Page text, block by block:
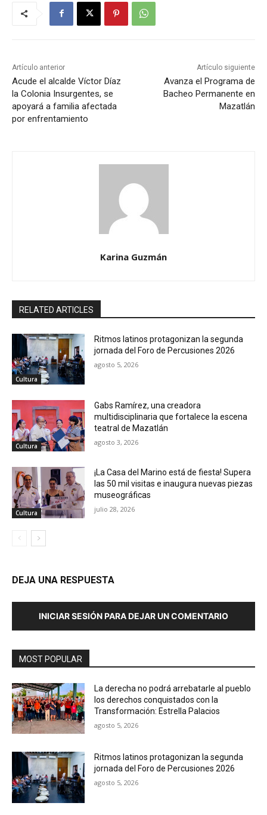
Artículo anterior
Acude el alcalde Víctor Díaz
la Colonia Insurgentes, se
apoyará a familia afectada
por enfrentamiento
Artículo siguiente
Avanza el Programa de
Bacheo Permanente en
Mazatlán
Karina Guzmán
RELATED ARTICLES
Cultura
Ritmos latinos protagonizan la segunda
jornada del Foro de Percusiones 2026
agosto 5, 2026
Cultura
Gabs Ramírez, una creadora
multidisciplinaria que fortalece la escena
teatral de Mazatlán
agosto 3, 2026
Cultura
¡La Casa del Marino está de fiesta! Supera
las 50 mil visitas e inaugura nuevas piezas
museográficas
julio 28, 2026
DEJA UNA RESPUESTA
INICIAR SESIÓN PARA DEJAR UN COMENTARIO
MOST POPULAR
La derecha no podrá arrebatarle al pueblo
los derechos conquistados con la
Transformación: Estrella Palacios
agosto 5, 2026
Ritmos latinos protagonizan la segunda
jornada del Foro de Percusiones 2026
agosto 5, 2026